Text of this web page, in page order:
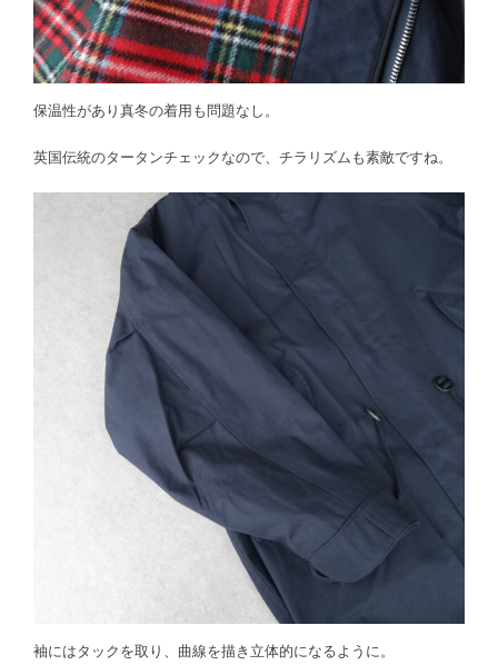
保温性があり真冬の着用も問題なし。
英国伝統のタータンチェックなので、チラリズムも素敵ですね。
袖にはタックを取り、曲線を描き立体的になるように。